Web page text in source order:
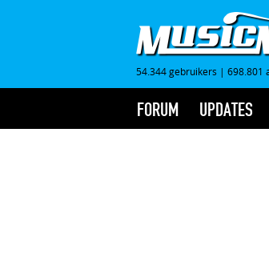
54.344 gebruikers | 698.801
FORUM UPDATES